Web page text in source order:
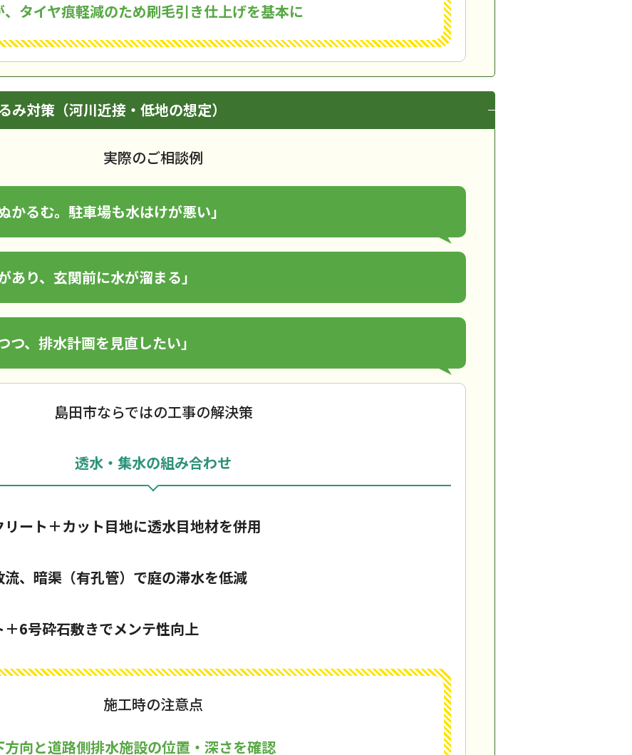
タイヤ痕軽減のため刷毛引き仕上げを基本に
み対策（河川近接・低地の想定）
実際のご相談例
かるむ。駐車場も水はけが悪い」
あり、玄関前に水が溜まる」
つ、排水計画を見直したい」
島田市ならではの工事の解決策
透水・集水の組み合わせ
ート＋カット目地に透水目地材を併用
、暗渠（有孔管）で庭の滞水を低減
6号砕石敷きでメンテ性向上
施工時の注意点
向と道路側排水施設の位置・深さを確認